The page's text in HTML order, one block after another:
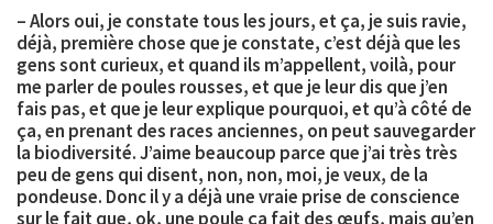
– Alors oui, je constate tous les jours, et ça, je suis ravie,
déjà, première chose que je constate, c’est déjà que les
gens sont curieux, et quand ils m’appellent, voilà, pour
me parler de poules rousses, et que je leur dis que j’en
fais pas, et que je leur explique pourquoi, et qu’à côté de
ça, en prenant des races anciennes, on peut sauvegarder
la biodiversité. J’aime beaucoup parce que j’ai très très
peu de gens qui disent, non, non, moi, je veux, de la
pondeuse. Donc il y a déjà une vraie prise de conscience
sur le fait que, ok, une poule ça fait des œufs, mais qu’en